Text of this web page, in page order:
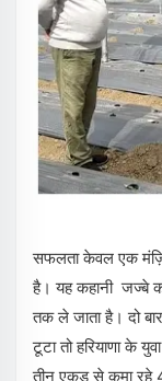
सफलता केवल एक
है। यह कहानी जज्बे
तक ले जाता है। दो
टूटा तो हरियाणा के
तीन एकड़ से कमा रहे